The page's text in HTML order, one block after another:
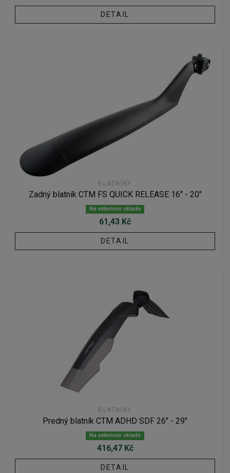
DETAIL
BLATNÍKY
Zadný blatník CTM FS QUICK RELEASE 16" - 20"
Na externom sklade
61,43 Kč
DETAIL
BLATNÍKY
Predný blatník CTM ADHD SDF 26" - 29"
Na externom sklade
416,47 Kč
DETAIL